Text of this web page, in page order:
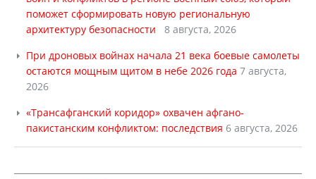
поможет сформировать новую региональную
архитектуру безопасности
8 августа, 2026
При дроновых войнах начала 21 века боевые самолеты
остаются мощным щитом в небе 2026 года 7 августа,
2026
«Трансафганский коридор» охвачен афгано-
пакистанским конфликтом: последствия 6 августа, 2026